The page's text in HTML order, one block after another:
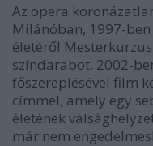
Az opera
Milánóban, 1997-
életéről
színdarabot. 2002-
főszereplésével film
címmel, amely egy
életének
már nem